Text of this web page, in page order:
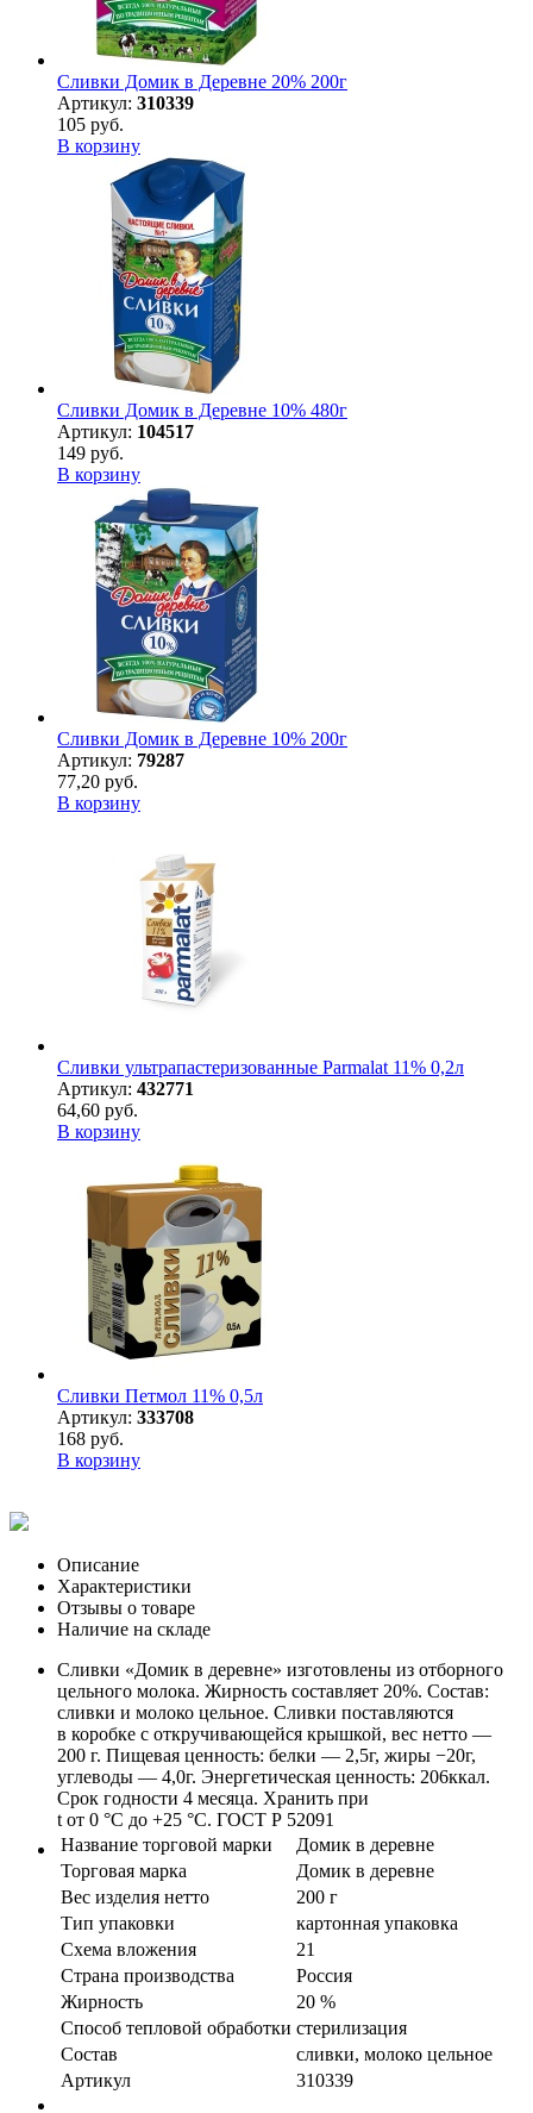
Сливки Домик в Деревне 20% 200г
Артикул: 310339
105 руб.
В корзину
Сливки Домик в Деревне 10% 480г
Артикул: 104517
149 руб.
В корзину
Сливки Домик в Деревне 10% 200г
Артикул: 79287
77,20 руб.
В корзину
Сливки ультрапастеризованные Parmalat 11% 0,2л
Артикул: 432771
64,60 руб.
В корзину
Сливки Петмол 11% 0,5л
Артикул: 333708
168 руб.
В корзину
Описание
Характеристики
Отзывы о товаре
Наличие на складе
Сливки «Домик в деревне» изготовлены из отборного
цельного молока. Жирность составляет 20%. Состав:
сливки и молоко цельное. Сливки поставляются
в коробке с откручивающейся крышкой, вес нетто —
200 г. Пищевая ценность: белки — 2,5г, жиры −20г,
углеводы — 4,0г. Энергетическая ценность: 206ккал.
Срок годности 4 месяца. Хранить при
t от 0 °C до +25 °C. ГОСТ Р 52091
Название торговой марки
Домик в деревне
Торговая марка
Домик в деревне
Вес изделия нетто
200 г
Тип упаковки
картонная упаковка
Схема вложения
21
Страна производства
Россия
Жирность
20 %
Способ тепловой обработки стерилизация
Состав
сливки, молоко цельное
Артикул
310339